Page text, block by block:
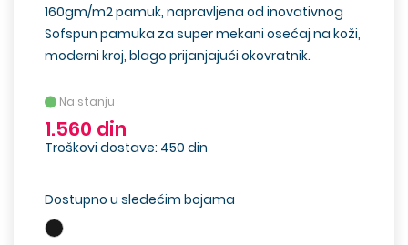
160gm/m2 pamuk, napravljena od inovativnog
Sofspun pamuka za super mekani osećaj na koži,
moderni kroj, blago prijanjajući okovratnik.
Na stanju
1.560 din
Troškovi dostave: 450 din
Dostupno u sledećim bojama